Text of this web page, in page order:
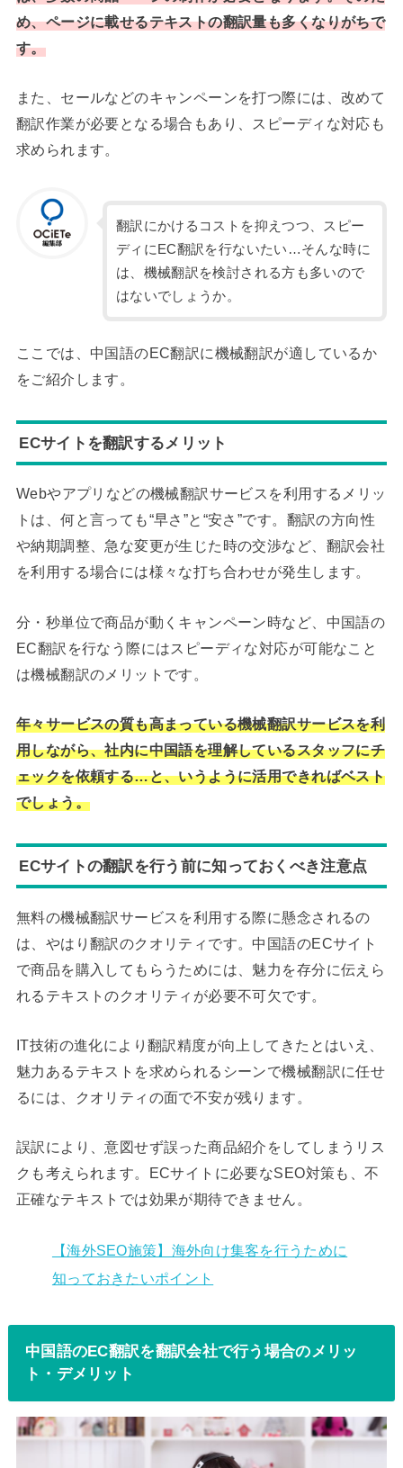
め、ページに載せるテキストの翻訳量も多くなりがちで
す。
また、セールなどのキャンペーンを打つ際には、改めて
翻訳作業が必要となる場合もあり、スピーディな対応も
求められます。
翻訳にかけるコストを抑えつつ、スピー
ディにEC翻訳を行ないたい…そんな時に
は、機械翻訳を検討される方も多いので
はないでしょうか。
ここでは、中国語のEC翻訳に機械翻訳が適しているか
をご紹介します。
ECサイトを翻訳するメリット
Webやアプリなどの機械翻訳サービスを利用するメリッ
トは、何と言っても“早さ”と“安さ”です。翻訳の方向性
や納期調整、急な変更が生じた時の交渉など、翻訳会社
を利用する場合には様々な打ち合わせが発生します。
分・秒単位で商品が動くキャンペーン時など、中国語の
EC翻訳を行なう際にはスピーディな対応が可能なこと
は機械翻訳のメリットです。
年々サービスの質も高まっている機械翻訳サービスを利
用しながら、社内に中国語を理解しているスタッフにチ
ェックを依頼する…と、いうように活用できればベスト
でしょう。
ECサイトの翻訳を行う前に知っておくべき注意点
無料の機械翻訳サービスを利用する際に懸念されるの
は、やはり翻訳のクオリティです。中国語のECサイト
で商品を購入してもらうためには、魅力を存分に伝えら
れるテキストのクオリティが必要不可欠です。
IT技術の進化により翻訳精度が向上してきたとはいえ、
魅力あるテキストを求められるシーンで機械翻訳に任せ
るには、クオリティの面で不安が残ります。
誤訳により、意図せず誤った商品紹介をしてしまうリス
クも考えられます。ECサイトに必要なSEO対策も、不
正確なテキストでは効果が期待できません。
【海外SEO施策】海外向け集客を行うために
知っておきたいポイント
中国語のEC翻訳を翻訳会社で行う場合のメリッ
ト・デメリット